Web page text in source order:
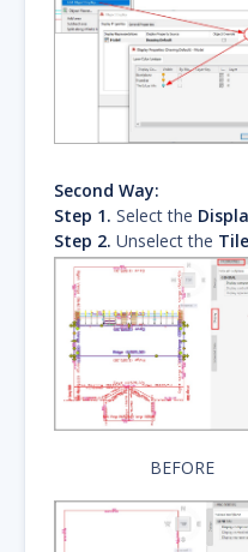
Second Way:
Step 1. Select the
Step 2. Unselect the
BEFORE